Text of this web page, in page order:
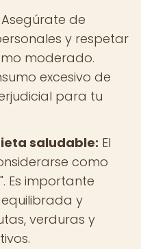
Asegúrate de
y respetar
moderado.
excesivo de
para tu
saludable: El
como
Es importante
y
verduras y